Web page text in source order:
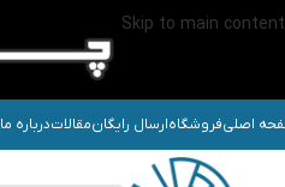
Skip to main content
اصلیفروشگاهارسال رایگانمقالاتدرباره ما